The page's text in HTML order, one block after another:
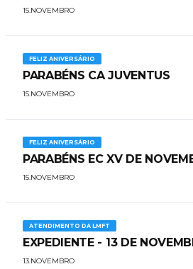
15.NOVEMBRO
FELIZ ANIVERSÁRIO
PARABÉNS CA JUVENTUS
15.NOVEMBRO
FELIZ ANIVERSÁRIO
PARABÉNS EC XV DE
15.NOVEMBRO
ATENDIMENTO DA LMFT
EXPEDIENTE - 13 DE
13.NOVEMBRO